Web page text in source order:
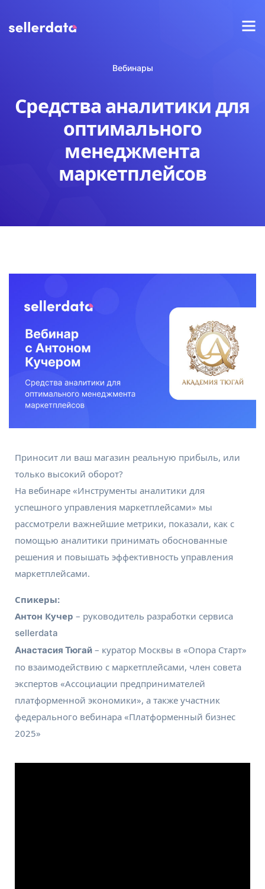
Вебинары
Средства аналитики для
оптимального
менеджмента
маркетплейсов
Приносит ли ваш магазин реальную прибыль, или
только высокий оборот?
На вебинаре «Инструменты аналитики для
успешного управления маркетплейсами» мы
рассмотрели важнейшие метрики, показали, как с
помощью аналитики принимать обоснованные
решения и повышать эффективность управления
маркетплейсами.
Спикеры:
Антон Кучер – руководитель разработки сервиса
sellerdata
Анастасия Тюгай – куратор Москвы в «Опора Старт»
по взаимодействию с маркетплейсами, член совета
экспертов «Ассоциации предпринимателей
платформенной экономики», а также участник
федерального вебинара «Платформенный бизнес
2025»